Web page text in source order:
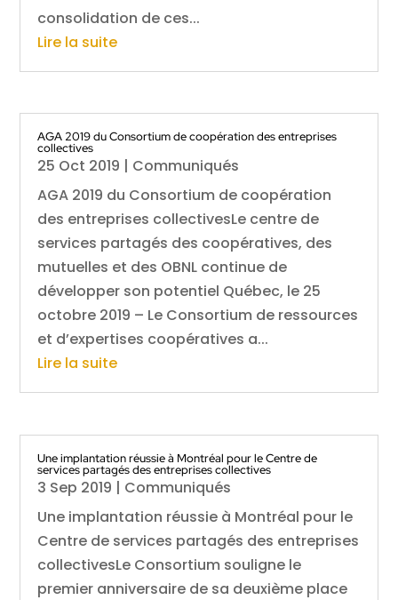
consolidation de ces...
Lire la suite
AGA 2019 du Consortium de coopération des entreprises
collectives
25 Oct 2019 | Communiqués
AGA 2019 du Consortium de coopération
des entreprises collectivesLe centre de
services partagés des coopératives, des
mutuelles et des OBNL continue de
développer son potentiel Québec, le 25
octobre 2019 – Le Consortium de ressources
et d’expertises coopératives a...
Lire la suite
Une implantation réussie à Montréal pour le Centre de
services partagés des entreprises collectives
3 Sep 2019 | Communiqués
Une implantation réussie à Montréal pour le
Centre de services partagés des entreprises
collectivesLe Consortium souligne le
premier anniversaire de sa deuxième place